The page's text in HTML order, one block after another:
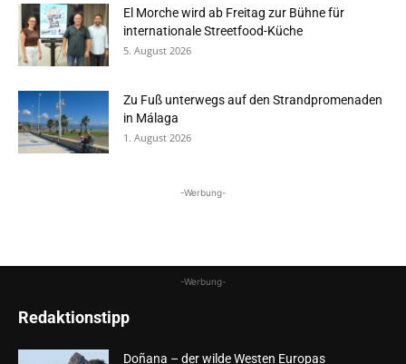
El Morche wird ab Freitag zur Bühne für
internationale Streetfood-Küche
5. August 2026
Zu Fuß unterwegs auf den Strandpromenaden
in Málaga
1. August 2026
-Werbung-
-Werbung-
Redaktionstipp
Doñana – der wilde Westen Europas